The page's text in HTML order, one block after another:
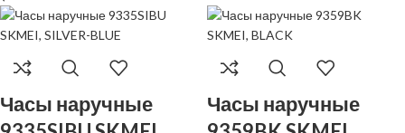
Часы наручные
Часы наручные